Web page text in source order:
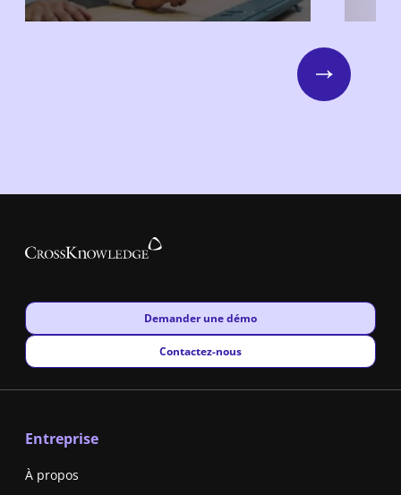
Next
New window
Demander une démo
New window
Contactez-nous
Entreprise
À propos